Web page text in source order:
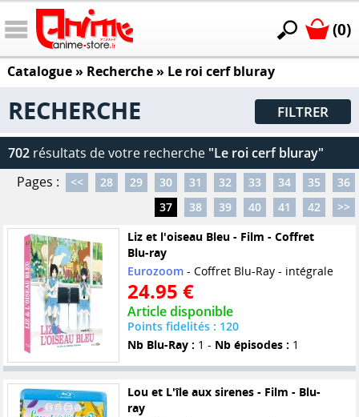
(0)
Catalogue» Recherche » Le roi cerf bluray
RECHERCHE FILTRER
702 résultats de votre recherche "Le roi cerf bluray"
Pages :
<< 28 29 30 31 32 33 34 35
36
37
38 39 40 41 42
>>
Liz et l'oiseau Bleu - Film - Coffret
Blu-ray
Eurozoom- Coffret Blu-Ray - intégrale
24.95 €
Article disponible
Points fidelités : 120
Nb Blu-Ray : 1 - Nb épisodes : 1
Lou et L'île aux sirenes - Film - Blu-
ray